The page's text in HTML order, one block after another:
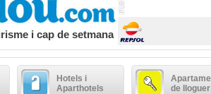
i cap de setmana
Hotels i
Aparthotels
de lloguer